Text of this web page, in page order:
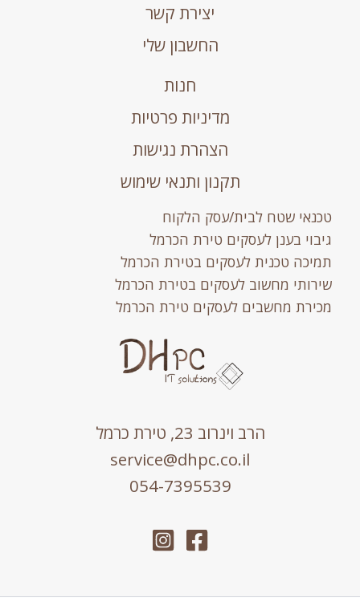
יצירת קשר
החשבון שלי
מדיניות פרטיות
הצהרת נגישות
תקנון ותנאי שימוש
שטח לבית/עסק הלקוח
בענן לעסקים טירת הכרמל
טכנית לעסקים בטירת הכרמל
מחשוב לעסקים בטירת הכרמל
מחשבים לעסקים טירת הכרמל
הרב וינרוב 23, טירת כרמל
service@dhpc.co.il
054-7395539